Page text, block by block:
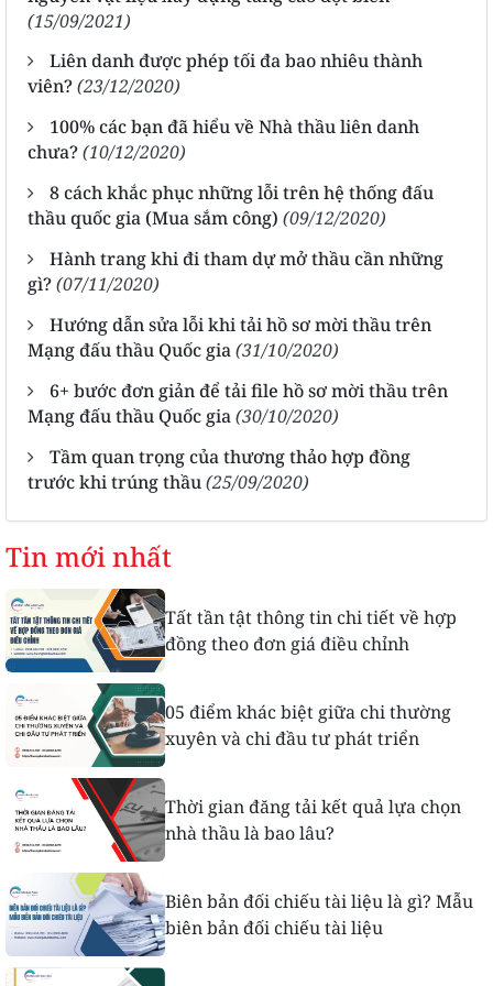
(15/09/2021)
Liên danh được phép tối đa bao nhiêu thành
viên?(23/12/2020)
100% các bạn đã hiểu về Nhà thầu liên danh
chưa?(10/12/2020)
8 cách khắc phục những lỗi trên hệ thống đấu
thầu quốc gia (Mua sắm công) (09/12/2020)
Hành trang khi đi tham dự mở thầu cần những
gì?(07/11/2020)
Hướng dẫn sửa lỗi khi tải hồ sơ mời thầu trên
Mạng đấu thầu Quốc gia(31/10/2020)
6+ bước đơn giản để tải file hồ sơ mời thầu trên
Mạng đấu thầu Quốc gia(30/10/2020)
Tầm quan trọng của thương thảo hợp đồng
trước khi trúng thầu(25/09/2020)
Tin mới nhất
Tất tần tật thông tin chi tiết về hợp
đồng theo đơn giá điều chỉnh
05 điểm khác biệt giữa chi thường
xuyên và chi đầu tư phát triển
Thời gian đăng tải kết quả lựa chọn
nhà thầu là bao lâu?
Biên bản đối chiếu tài liệu là gì? Mẫu
biên bản đối chiếu tài liệu